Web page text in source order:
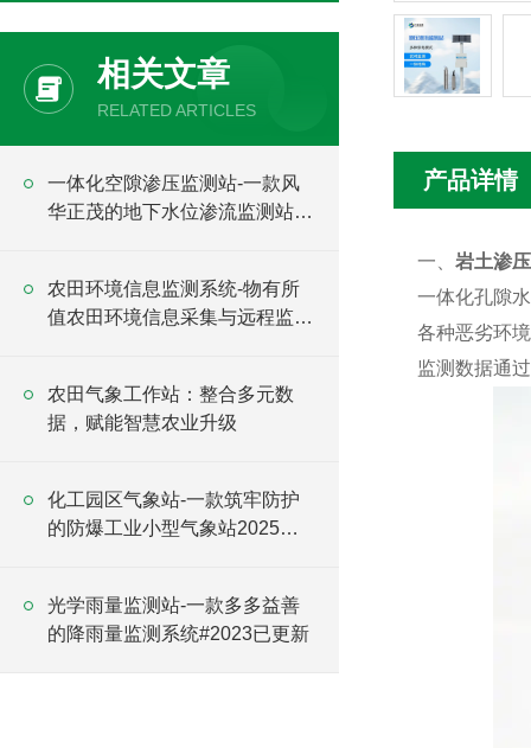
相关文章
RELATED ARTICLES
一体化空隙渗压监测站-一款风
华正茂的地下水位渗流监测站
农田环境信息监测系统-物有所
值农田环境信息采集与远程监测
农田气象工作站：整合多元数
据，赋能智慧农业升级
化工园区气象站-一款筑牢防护
的防爆工业小型气象站2025全
光学雨量监测站-一款多多益善
的降雨量监测系统#2023已更新
产品详情
一、 岩土渗
一体化孔隙
各种恶劣环
监测数据通